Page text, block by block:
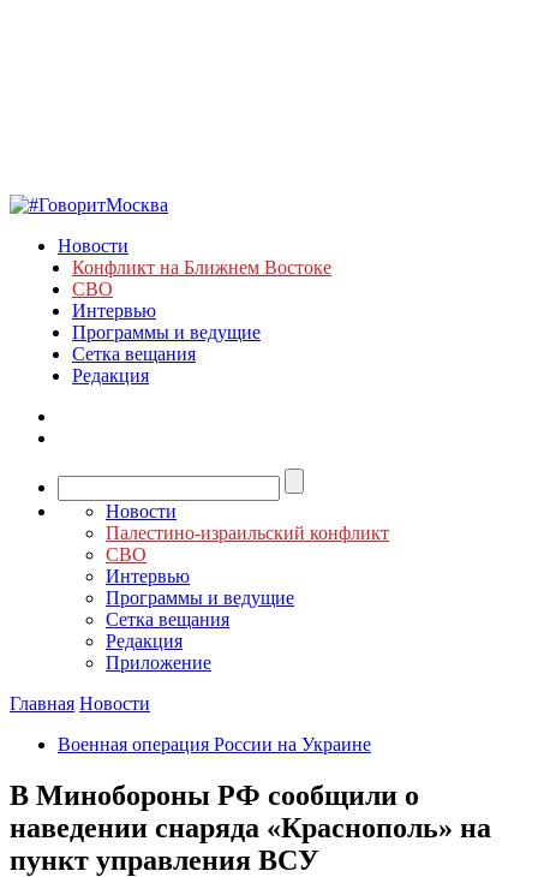
Новости
Конфликт на Ближнем Востоке
СВО
Интервью
Программы и ведущие
Сетка вещания
Редакция
Новости
Палестино-израильский конфликт
СВО
Интервью
Программы и ведущие
Сетка вещания
Редакция
Приложение
Главная Новости
Военная операция России на Украине
В Минобороны РФ сообщили о
наведении снаряда «Краснополь» на
пункт управления ВСУ